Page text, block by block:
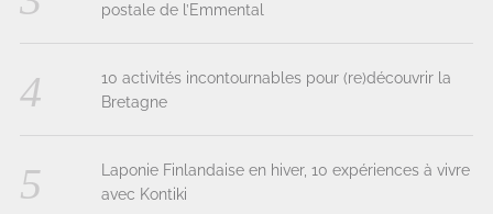
postale de l’Emmental
10 activités incontournables pour (re)découvrir la
Bretagne
Laponie Finlandaise en hiver, 10 expériences à vivre
avec Kontiki